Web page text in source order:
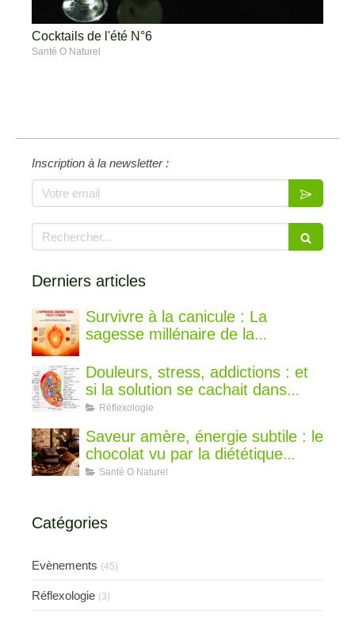
Cocktails de l'été N°6
Santé O Naturel
Inscription à la newsletter :
Votre email
Rechercher
Derniers articles
Survivre à la canicule : La
sagesse millénaire de la
frais
Douleurs, stress, addictions : et
si la solution se cachait dans
votre oreille ?
Réflexologie
Saveur amère, énergie subtile : le
chocolat vu par la diététique
chinoise
Santé O Naturel
Catégories
Evènements (45)
Réflexologie (3)